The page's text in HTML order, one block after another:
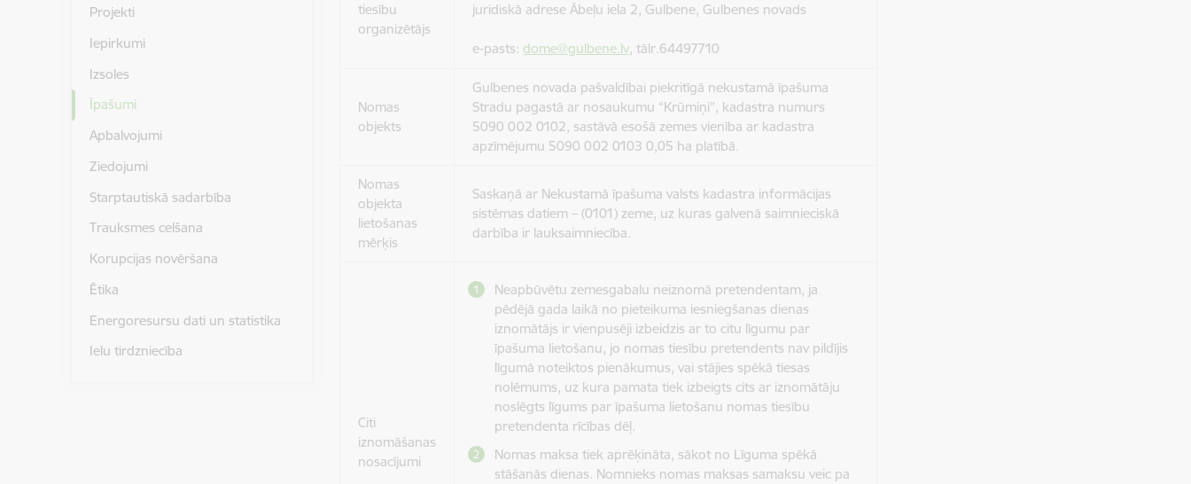
Projekti
Iepirkumi
Izsoles
Īpašumi
Apbalvojumi
Ziedojumi
Starptautiskā sadarbība
Trauksmes celšana
Korupcijas novēršana
Ētika
Energoresursu dati un statistika
Ielu tirdzniecība
tiesību
organizētājs
juridiskā adrese Ābeļu iela 2, Gulbene, Gulbenes novads
e-pasts: dome@gulbene.lv, tālr.64497710
Nomas
objekts
Gulbenes novada pašvaldībai piekritīgā nekustamā īpašuma
Stradu pagastā ar nosaukumu “Krūmiņi”, kadastra numurs
5090 002 0102, sastāvā esošā zemes vienība ar kadastra
apzīmējumu 5090 002 0103 0,05 ha platībā.
Nomas
objekta
lietošanas
mērķis
Saskaņā ar Nekustamā īpašuma valsts kadastra informācijas
sistēmas datiem – (0101) zeme, uz kuras galvenā saimnieciskā
darbība ir lauksaimniecība.
Citi
iznomāšanas
nosacījumi
Neapbūvētu zemesgabalu neiznomā pretendentam, ja
pēdējā gada laikā no pieteikuma iesniegšanas dienas
iznomātājs ir vienpusēji izbeidzis ar to citu līgumu par
īpašuma lietošanu, jo nomas tiesību pretendents nav pildījis
līgumā noteiktos pienākumus, vai stājies spēkā tiesas
nolēmums, uz kura pamata tiek izbeigts cits ar iznomātāju
noslēgts līgums par īpašuma lietošanu nomas tiesību
pretendenta rīcības dēļ.
Nomas maksa tiek aprēķināta, sākot no Līguma spēkā
stāšanās dienas. Nomnieks nomas maksas samaksu veic pa